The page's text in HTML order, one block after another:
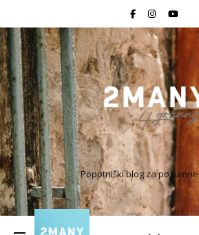
Popotniški blog za